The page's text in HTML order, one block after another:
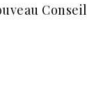
Conseil